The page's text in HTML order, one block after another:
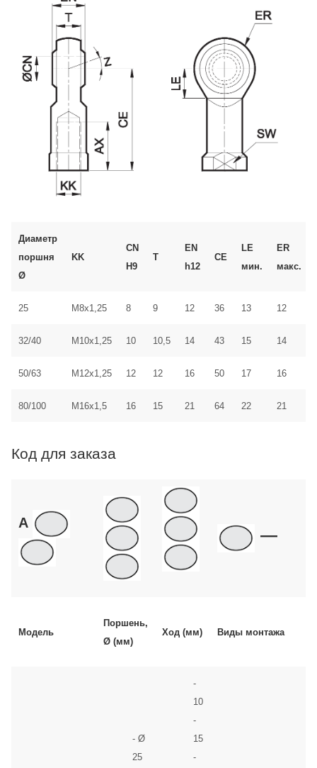
Диаметр
поршня
Ø
KK
CN
H9
T
EN
h12
CE
LE
мин.
ER
макс.
25 M8x1,25 8 9 12 36 13 12
32/40 M10x1,25 10 10,5 14 43 15 14
50/63 M12x1,25 12 12 16 50 17 16
80/100 M16x1,5 16 15 21 64 22 21
Код для заказа
A
—
Модель
Поршень,
Ø (мм)
Ход (мм) Виды монтажа
- Ø
25
-
10
-
15
-